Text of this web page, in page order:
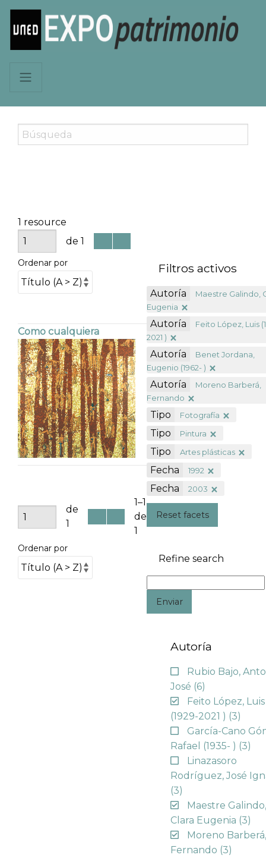
1 resource
de 1
Ordenar por
Como cualquiera
de
1
1–1
de
1
Ordenar por
Filtros activos
Autoría
Maestre Galindo,
Eugenia
Autoría
Feito López, Luis
2021 )
Autoría
Benet Jordana,
Eugenio (1962- )
Autoría
Moreno Barberá,
Fernando
Tipo Fotografía
Tipo Pintura
Tipo Artes plásticas
Fecha 1992
Fecha 2003
Reset facets
Refine search
Enviar
Autoría
Rubio Bajo,
José (6)
Feito López, Luis
(1929-2021 ) (3)
García-Cano
Rafael (1935- ) (3)
Linazasoro
Rodríguez, José
(3)
Maestre
Clara Eugenia (3)
Moreno
Fernando (3)